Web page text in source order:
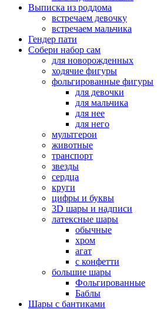
Выписка из роддома
встречаем девочку
встречаем мальчика
Гендер пати
Собери набор сам
для новорожденных
ходячие фигуры
фольгированные фигуры
для девочки
для мальчика
для нее
для него
мультгерои
животные
транспорт
звезды
сердца
круги
цифры и буквы
3D шары и надписи
латексные шары
обычные
хром
агат
с конфетти
большие шары
Фольгированные
Баблы
Шары с бантиками